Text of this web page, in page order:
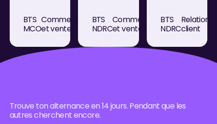
tu vends.
Un métier
accessible,
et qui ouvre
BTS
MCO
Commerce
et vente
Conseiller de vente / Conseiller client
(BtoC), c'est
toi qui
chiffre
BTS
NDRC
Commerce
et vente
Commercial BtoB ou BtoC
Un métier de
relation
longue durée,
stable et
rémunérateur.
BTS
NDRC
Relation
client
Conseiller clientèle
Trouve ton alternance en 14 jours. Pendant que les
autres cherchent encore.